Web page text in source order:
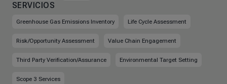
SERVICIOS
Greenhouse Gas Emissions Inventory Life Cycle Assessment
Risk/Opportunity Assessment Value Chain Engagement
Third Party Verification/Assurance Environmental Target Setting
Scope 3 Services